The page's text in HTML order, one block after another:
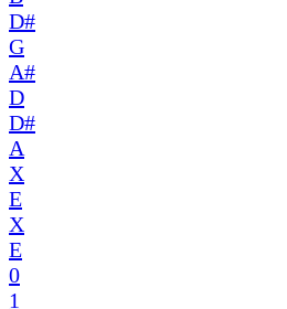
D#
G
A#
D
D#
A
X
E
X
E
0
1